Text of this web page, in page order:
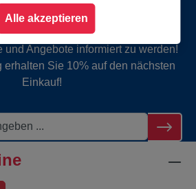
unseren Newsletter, um rechtzeitig
und Angebote informiert zu werden!
erhalten Sie 10% auf den nächsten
Einkauf!
Alle akzeptieren